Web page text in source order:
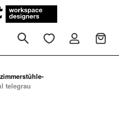
-
telegrau